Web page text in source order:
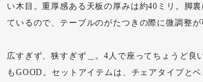
い木目。重厚感ある天板の厚みは約40ミリ。脚
ているので、テーブルのがたつきの際に微調整が
広すぎず、狭すぎず＿。4人で座ってちょうど良
もGOOD。セットアイテムは、チェアタイプと